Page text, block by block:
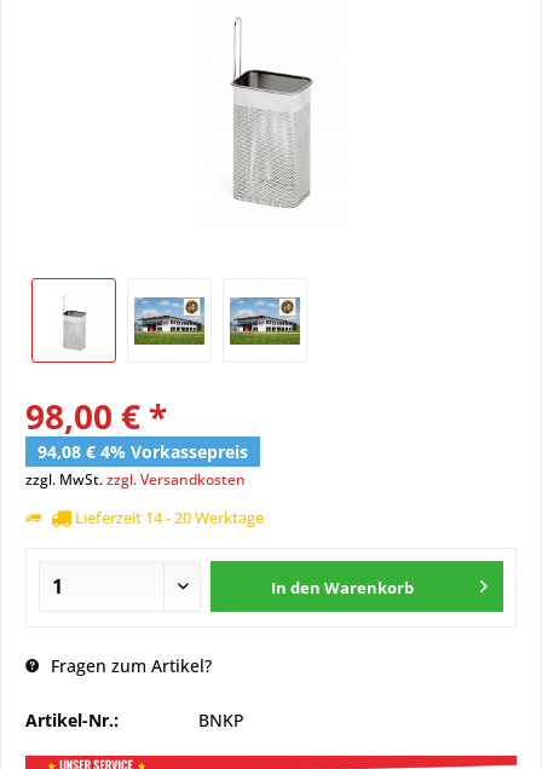
98,00 € *
94,08 € 4% Vorkassepreis
zzgl. MwSt.zzgl. Versandkosten
Lieferzeit 14 - 20 Werktage
In den Warenkorb
Fragen zum Artikel?
Artikel-Nr.: BNKP